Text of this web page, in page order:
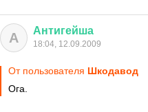
А Антигейша
18:04, 12.09.2009
От пользователя Шкодавод
Ога.